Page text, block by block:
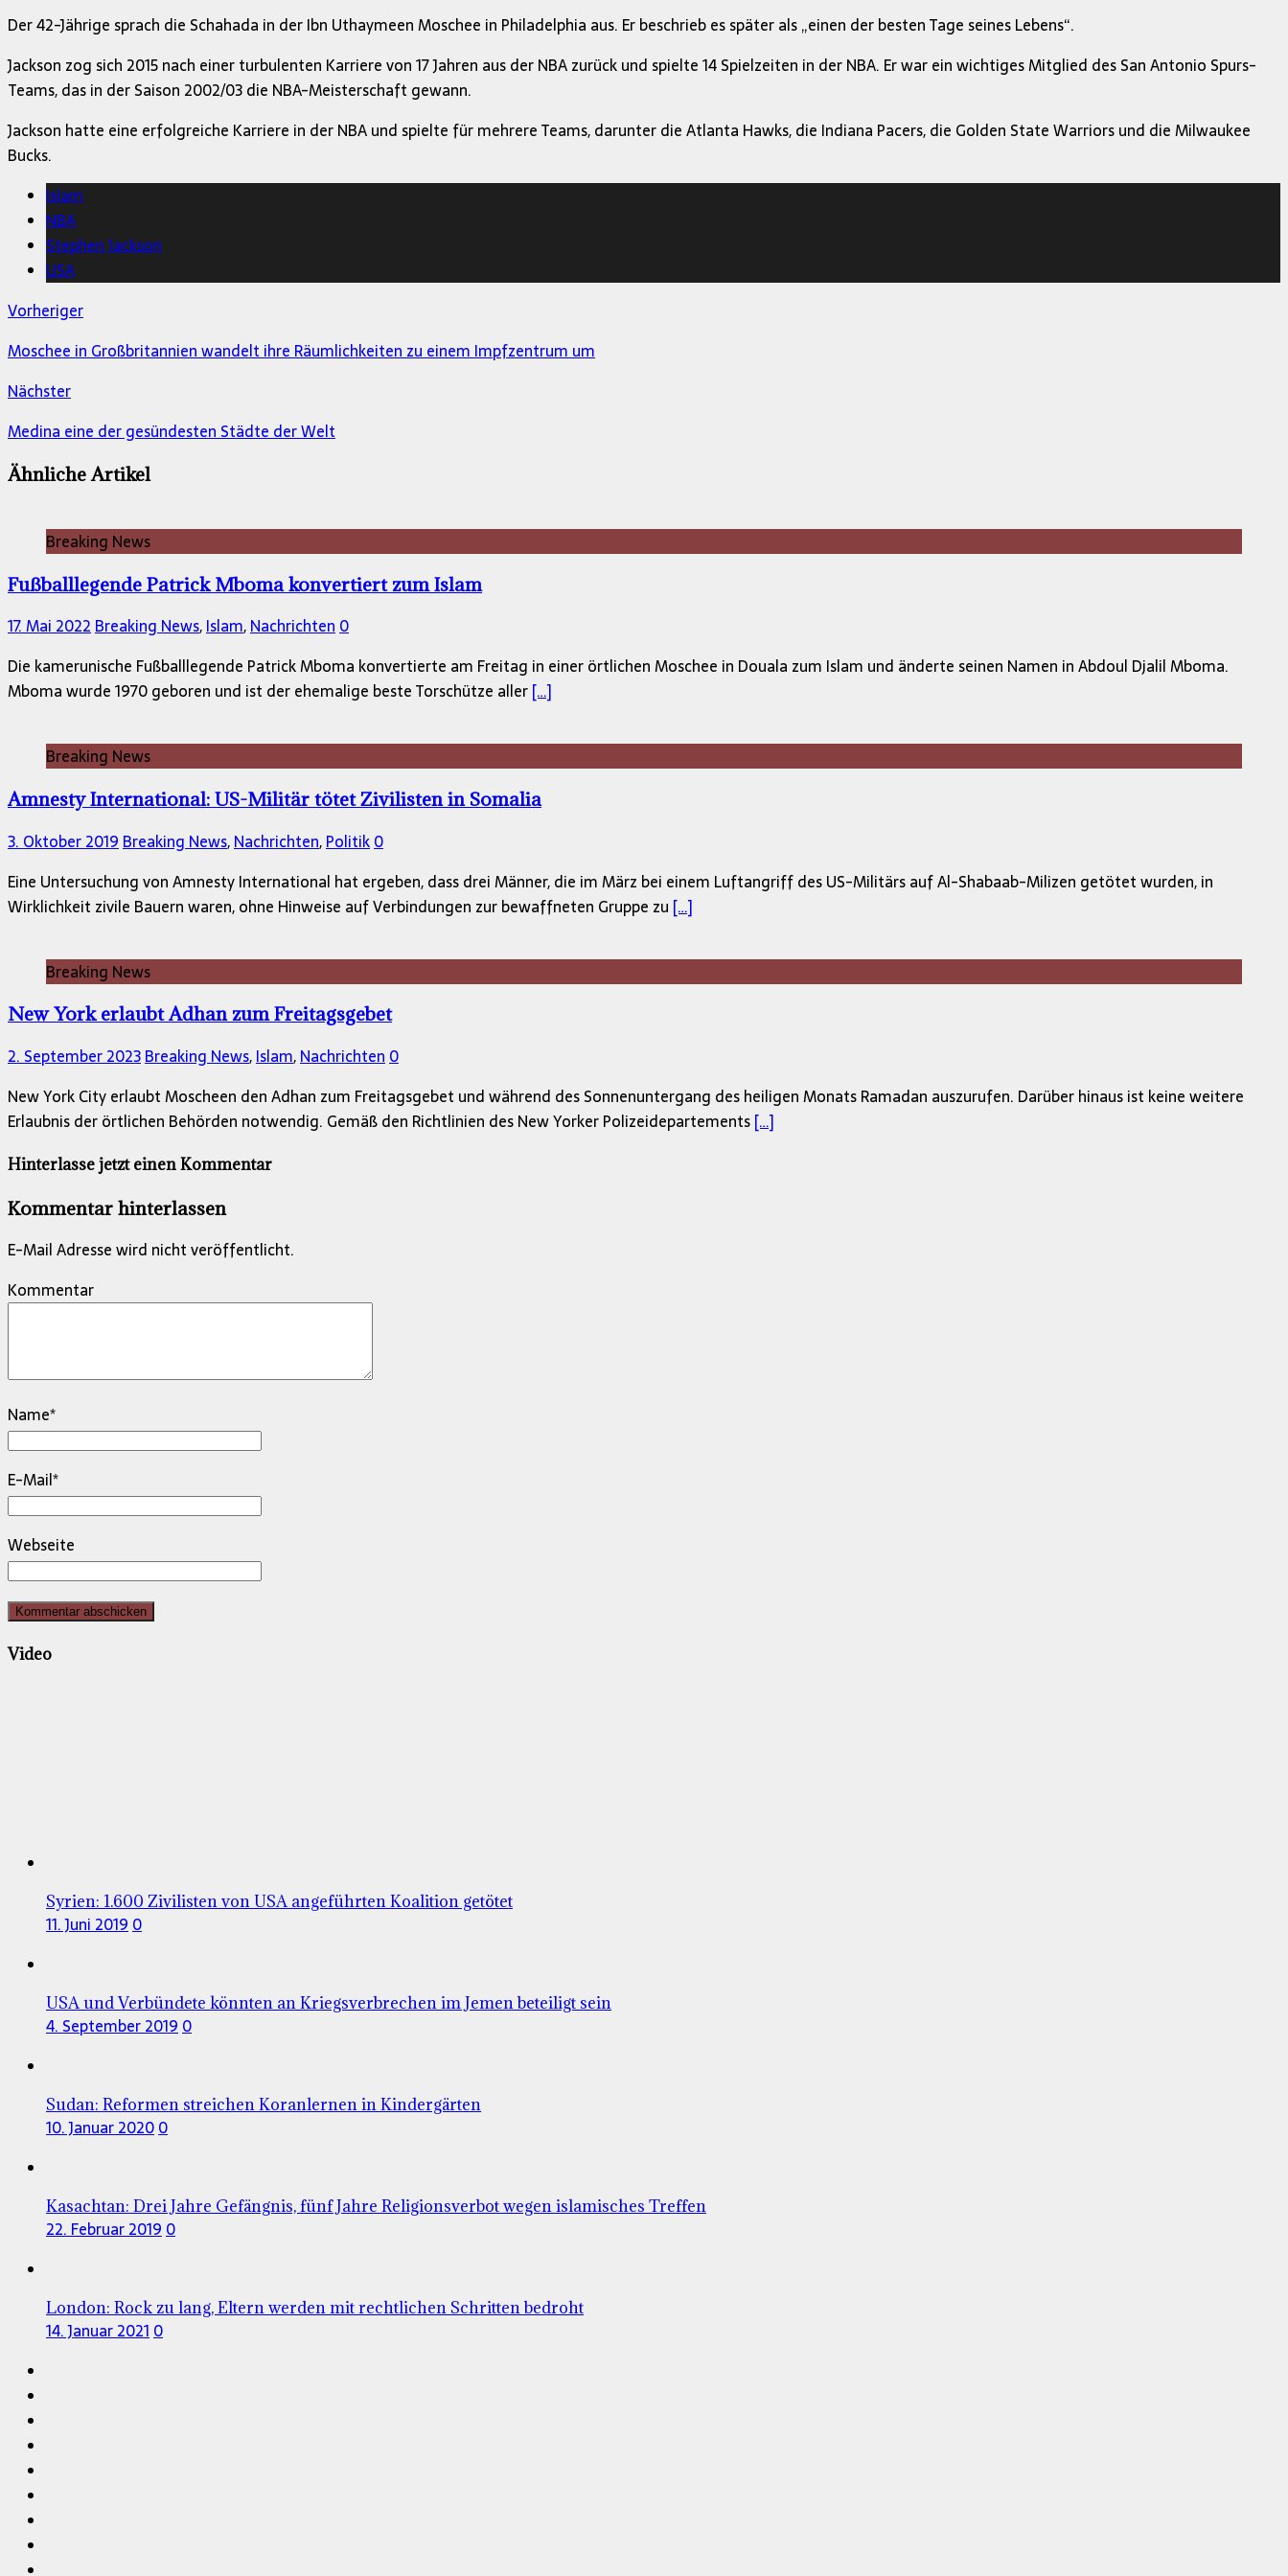
Der 42-Jährige sprach die Schahada in der Ibn Uthaymeen Moschee in Philadelphia aus. Er beschrieb es später als „einen der besten Tage seines Lebens“.
Jackson zog sich 2015 nach einer turbulenten Karriere von 17 Jahren aus der NBA zurück und spielte 14 Spielzeiten in der NBA. Er war ein wichtiges Mitglied des San Antonio Spurs-
Teams, das in der Saison 2002/03 die NBA-Meisterschaft gewann.
Jackson hatte eine erfolgreiche Karriere in der NBA und spielte für mehrere Teams, darunter die Atlanta Hawks, die Indiana Pacers, die Golden State Warriors und die Milwaukee
Bucks.
Islam
NBA
Stephen Jackson
USA
Vorheriger
Moschee in Großbritannien wandelt ihre Räumlichkeiten zu einem Impfzentrum um
Nächster
Medina eine der gesündesten Städte der Welt
Ähnliche Artikel
Breaking News
Fußballlegende Patrick Mboma konvertiert zum Islam
17. Mai 2022Breaking News,Islam,Nachrichten0
Die kamerunische Fußballlegende Patrick Mboma konvertierte am Freitag in einer örtlichen Moschee in Douala zum Islam und änderte seinen Namen in Abdoul Djalil Mboma.
Mboma wurde 1970 geboren und ist der ehemalige beste Torschütze aller[…]
Breaking News
Amnesty International: US-Militär tötet Zivilisten in Somalia
3. Oktober 2019 Breaking News,Nachrichten,Politik0
Eine Untersuchung von Amnesty International hat ergeben, dass drei Männer, die im März bei einem Luftangriff des US-Militärs auf Al-Shabaab-Milizen getötet wurden, in
Wirklichkeit zivile Bauern waren, ohne Hinweise auf Verbindungen zur bewaffneten Gruppe zu […]
Breaking News
New York erlaubt Adhan zum Freitagsgebet
2. September 2023Breaking News,Islam,Nachrichten 0
New York City erlaubt Moscheen den Adhan zum Freitagsgebet und während des Sonnenuntergang des heiligen Monats Ramadan auszurufen. Darüber hinaus ist keine weitere
Erlaubnis der örtlichen Behörden notwendig. Gemäß den Richtlinien des New Yorker Polizeidepartements[…]
Hinterlasse jetzt einen Kommentar
Kommentar hinterlassen
E-Mail Adresse wird nicht veröffentlicht.
Kommentar
Name*
E-Mail*
Webseite
Video
Syrien: 1.600 Zivilisten von USA angeführten Koalition getötet
11. Juni 2019 0
USA und Verbündete könnten an Kriegsverbrechen im Jemen beteiligt sein
4. September 2019 0
Sudan: Reformen streichen Koranlernen in Kindergärten
10. Januar 20200
Kasachtan: Drei Jahre Gefängnis, fünf Jahre Religionsverbot wegen islamisches Treffen
22. Februar 2019 0
London: Rock zu lang, Eltern werden mit rechtlichen Schritten bedroht
14. Januar 2021 0